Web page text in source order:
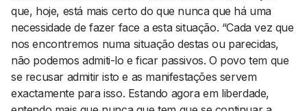
que, hoje, está mais certo do que nunca que há uma
necessidade de fazer face a esta situação. “Cada vez que
nos encontremos numa situação destas ou parecidas,
não podemos admiti-lo e ficar passivos. O povo tem que
se recusar admitir isto e as manifestações servem
exactamente para isso. Estando agora em liberdade,